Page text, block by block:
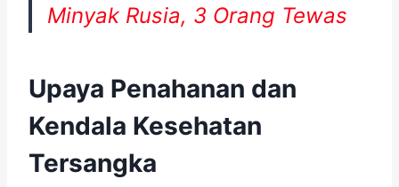
Minyak Rusia, 3 Orang Tewas
Upaya Penahanan dan
Kendala Kesehatan
Tersangka